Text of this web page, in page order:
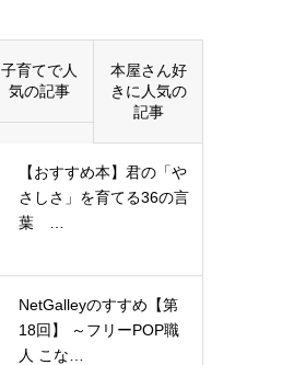
子育てで人
気の記事
本屋さん好
きに人気の
記事
【おすすめ本】君の「や
さしさ」を育てる36の言
葉 …
NetGalleyのすすめ【第
18回】 ～フリーPOP職
人 こな…